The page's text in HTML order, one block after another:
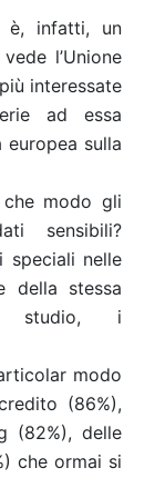
è, infatti, un
l’Unione
interessate
ad essa
sulla
modo gli
sensibili?
speciali nelle
della stessa
studio, i
modo
(86%),
(82%), delle
che ormai si